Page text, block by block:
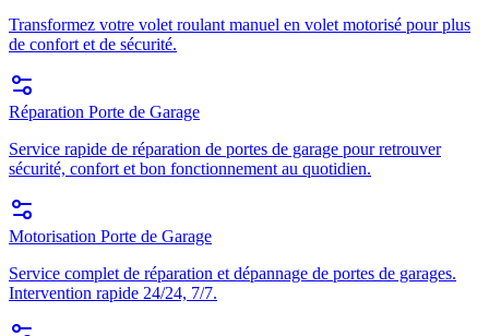
Transformez votre volet roulant manuel en volet motorisé pour plus
de confort et de sécurité.
Réparation Porte de Garage
Service rapide de réparation de portes de garage pour retrouver
sécurité, confort et bon fonctionnement au quotidien.
Motorisation Porte de Garage
Service complet de réparation et dépannage de portes de garages.
Intervention rapide 24/24, 7/7.